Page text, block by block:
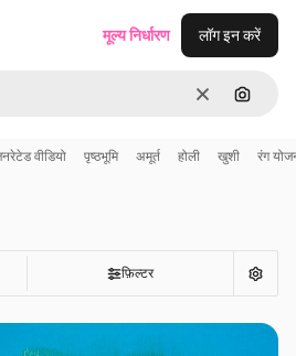
साफ़ इमेज से
मूल्य निर्धारण लॉग इन करें
वीडियो पृष्ठभूमि अमूर्त होली खुशी रंग
फ़िल्टर